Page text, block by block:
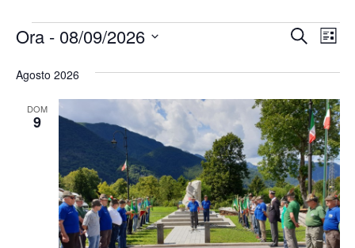
viste
Cerca
Lista
Ora - 08/09/2026
la
Agosto 2026
DOM
9